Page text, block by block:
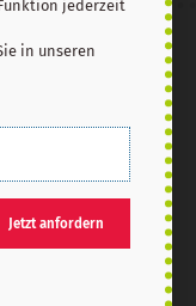
Datenschutz
jederzeit
in unseren
Jetzt anfordern